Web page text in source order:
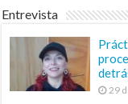
Entrevista
29